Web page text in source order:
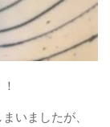
いましたが、